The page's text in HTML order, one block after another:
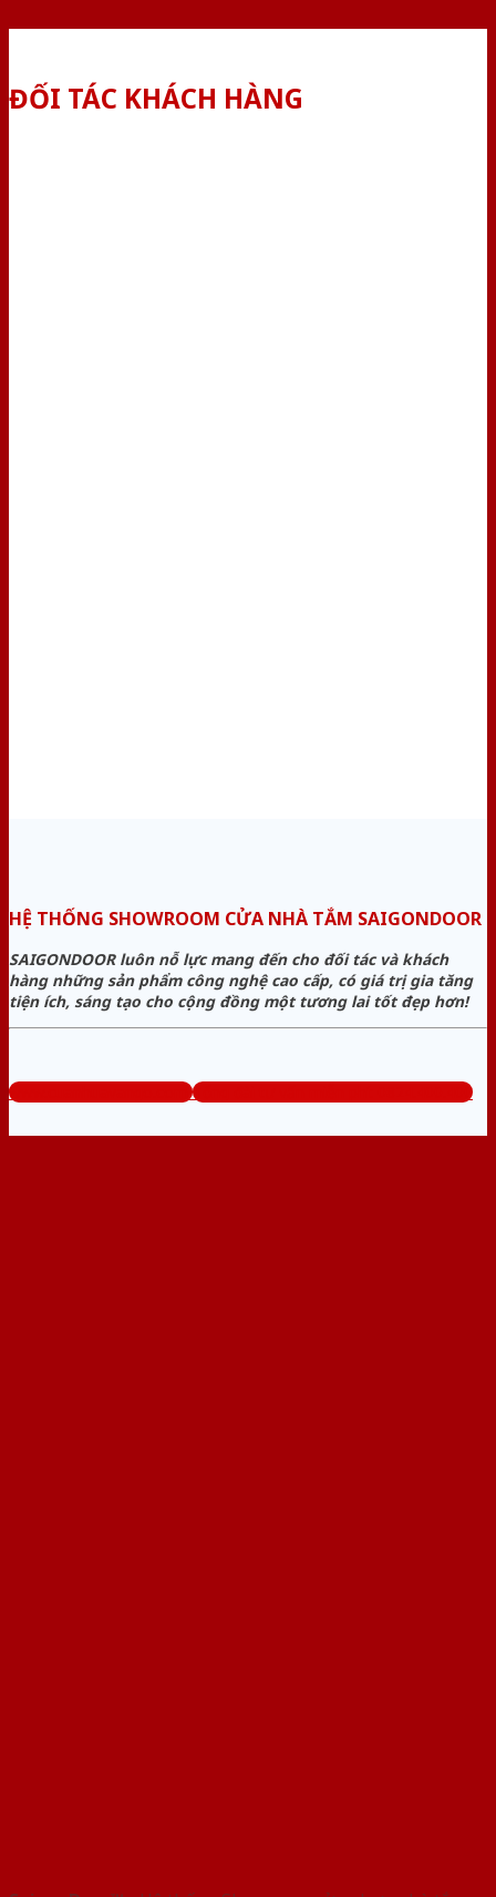
ĐỐI TÁC KHÁCH HÀNG
HỆ THỐNG SHOWROOM CỬA NHÀ TẮM SAIGONDOOR
SAIGONDOOR luôn nỗ lực mang đến cho đối tác và khách
hàng những sản phẩm công nghệ cao cấp, có giá trị gia tăng
tiện ích, sáng tạo cho cộng đồng một tương lai tốt đẹp hơn!
www.cuanhuavango.com Tổng đài tư vấn miễn phí: 0824.400.400